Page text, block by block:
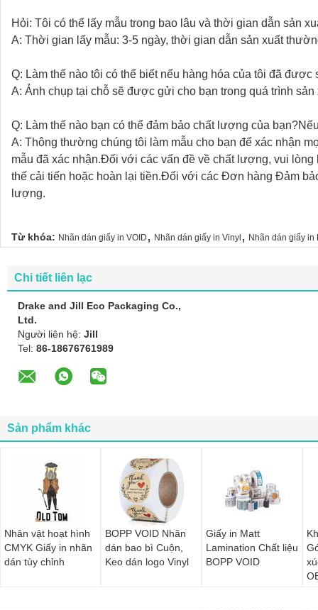
Hỏi: Tôi có thể lấy mẫu trong bao lâu và thời gian dẫn sản
A: Thời gian lấy mẫu: 3-5 ngày, thời gian dẫn sản xuất
Q: Làm thế nào tôi có thể biết nếu hàng hóa của tôi đã được
A: Ảnh chụp tại chỗ sẽ được gửi cho bạn trong quá trình
Q: Làm thế nào bạn có thể đảm bảo chất lượng của
A: Thông thường chúng tôi làm mẫu cho bạn để xác nhận
mẫu đã xác nhận.Đối với các vấn đề về chất lượng, vui
thế cải tiến hoặc hoàn lại tiền.Đối với các Đơn hàng Đảm
lượng.
Từ khóa: Nhãn dán giấy in VOID , Nhãn dán giấy in Vinyl , Nhãn dán giấy in
Chi tiết liên lạc
Drake and Jill Eco Packaging Co.,
Ltd.
Người liên hệ: Jill
Tel: 86-18676761989
Sản phẩm khác
Nhân vật hoạt hình
CMYK Giấy in nhãn
dán tùy chỉnh
BOPP VOID Nhãn
dán bao bì Cuộn,
Keo dán logo Vinyl
Giấy in Matt
Lamination Chất liệu
BOPP VOID